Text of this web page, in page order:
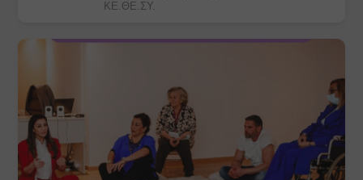
ΚΕ.ΘΕ.ΣΥ.